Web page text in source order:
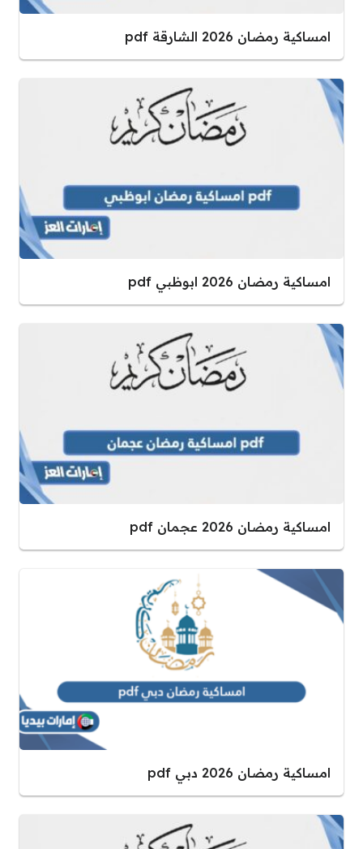
امساكية رمضان 2026 الشارقة pdf
امساكية رمضان 2026 ابوظبي pdf
امساكية رمضان 2026 عجمان pdf
امساكية رمضان 2026 دبي pdf